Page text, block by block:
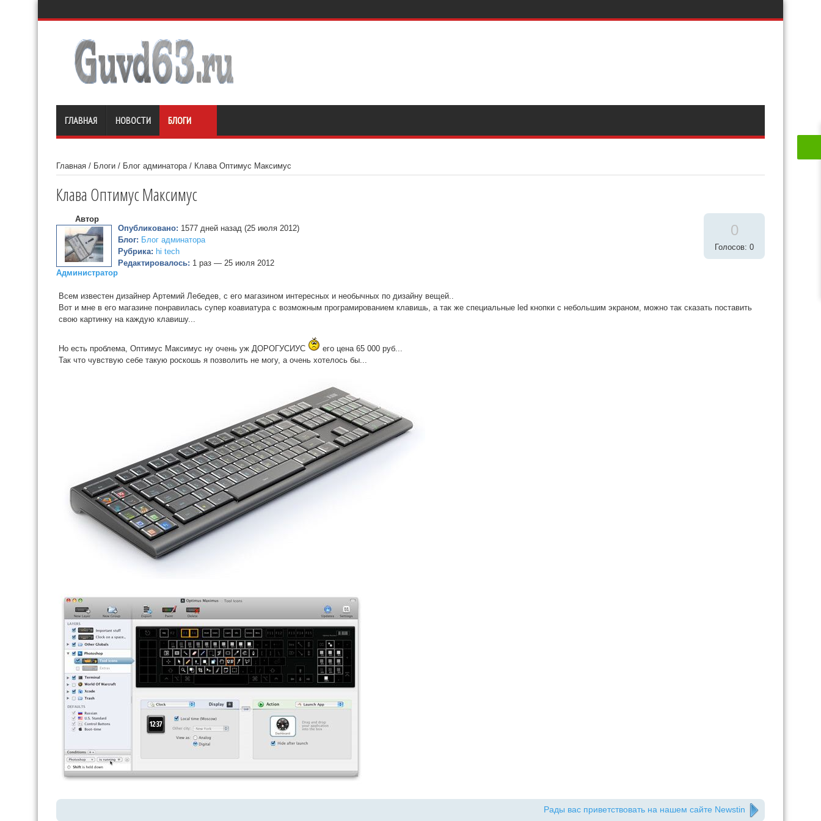
ГЛАВНАЯ НОВОСТИ БЛОГИ
Главная / Блоги / Блог админатора/ Клава Оптимус Максимус
Клава Оптимус Максимус
Автор
Администратор
Опубликовано: 1577 дней назад (25 июля 2012)
Блог: Блог админатора
Рубрика: hi tech
Редактировалось: 1 раз — 25 июля 2012
0
Голосов: 0
Всем известен дизайнер Артемий Лебедев, с его магазином интересных и необычных по дизайну вещей..
Вот и мне в его магазине понравилась супер коавиатура с возможным програмированием клавишь, а так же специальные led кнопки с небольшим экраном, можно так сказать поставить
свою картинку на каждую клавишу...
Но есть проблема, Оптимус Максимус ну очень уж ДОРОГУСИУС
его цена 65 000 руб...
Так что чувствую себе такую роскошь я позволить не могу, а очень хотелось бы...
Рады вас приветствовать на нашем сайте Newstin